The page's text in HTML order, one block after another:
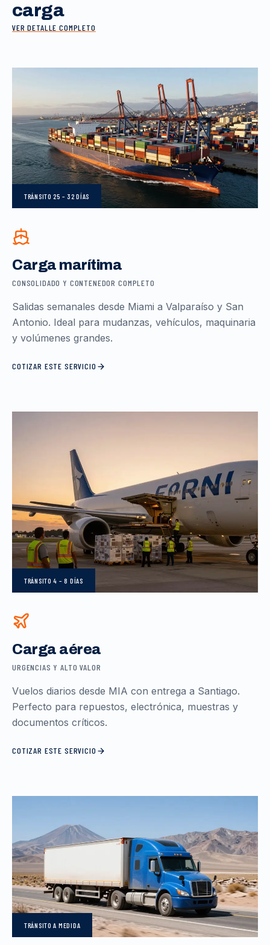
carga
VER DETALLE COMPLETO
TRÁNSITO 25 – 32 DÍAS
Carga marítima
CONSOLIDADO Y CONTENEDOR COMPLETO
Salidas semanales desde Miami a Valparaíso y San
Antonio. Ideal para mudanzas, vehículos, maquinaria
y volúmenes grandes.
COTIZAR ESTE SERVICIO
TRÁNSITO4 – 8 DÍAS
Carga aérea
URGENCIAS Y ALTO VALOR
Vuelos diarios desde MIA con entrega a Santiago.
Perfecto para repuestos, electrónica, muestras y
documentos críticos.
COTIZAR ESTE SERVICIO
TRÁNSITOA MEDIDA